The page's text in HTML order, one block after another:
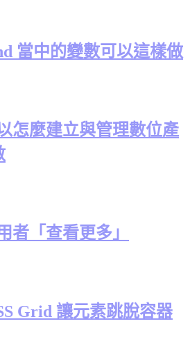
當中的變數可以這樣做
怎麼建立與管理數位產
者「查看更多」
Grid 讓元素跳脫容器